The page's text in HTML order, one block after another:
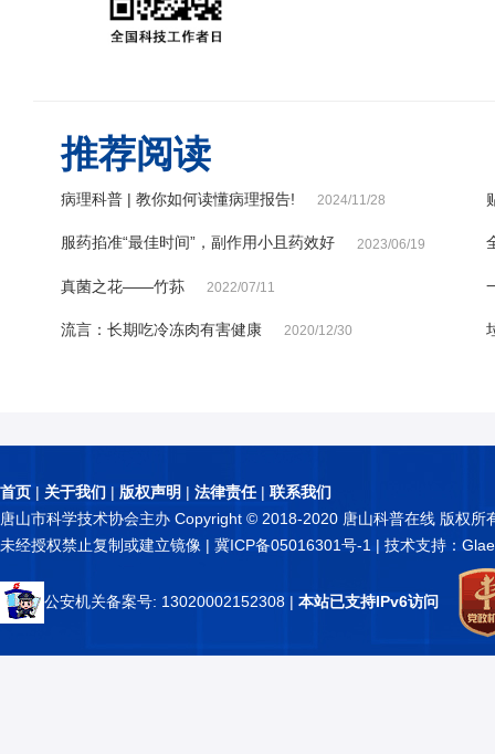
推荐阅读
病理科普 | 教你如何读懂病理报告! 2024/11/28
服药掐准“最佳时间”，副作用小且药效好 2023/06/19
真菌之花——竹荪 2022/07/11
流言：长期吃冷冻肉有害健康 2020/12/30
首页 | 关于我们 | 版权声明 | 法律责任| 联系我们
唐山市科学技术协会主办 Copyright © 2018-2020 唐山科普在线 版权所
未经授权禁止复制或建立镜像 | 冀ICP备05016301号-1 | 技术支持：
公安机关备案号: 13020002152308 | 本站已支持IPv6访问